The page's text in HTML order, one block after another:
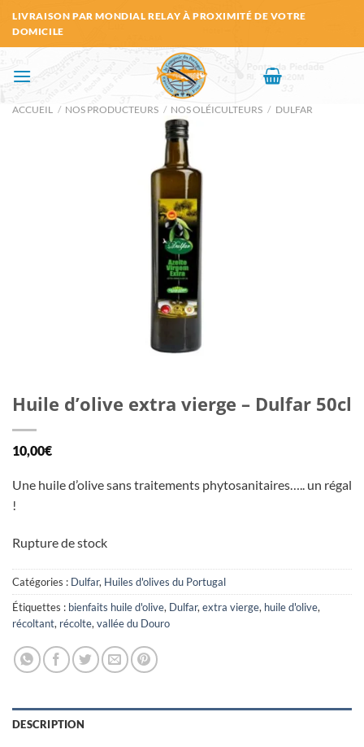
Passer
au
contenu
LIVRAISON PAR MONDIAL RELAY À PROXIMITÉ DE VOTRE
DOMICILE
ACCUEIL / NOS PRODUCTEURS / NOS OLÉICULTEURS / DULFAR
Huile d’olive extra vierge – Dulfar 50cl
10,00€
Une huile d’olive sans traitements phytosanitaires….. un régal
!
Rupture de stock
Catégories : Dulfar, Huiles d'olives du Portugal
Étiquettes : bienfaits huile d'olive, Dulfar,extra vierge, huile d'olive,
récoltant, récolte,vallée du Douro
DESCRIPTION